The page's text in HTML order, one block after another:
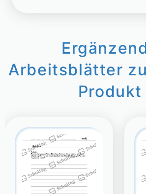
Arbeitsblätter
Produkt